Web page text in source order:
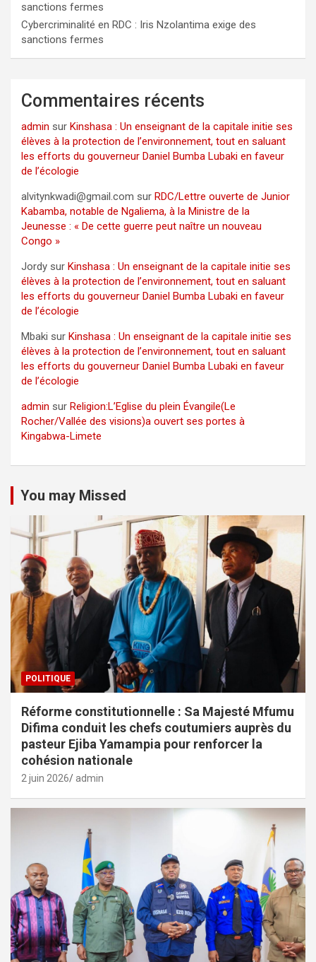
sanctions fermes
Cybercriminalité en RDC : Iris Nzolantima exige des
sanctions fermes
Commentaires récents
admin sur Kinshasa : Un enseignant de la capitale initie ses
élèves à la protection de l’environnement, tout en saluant
les efforts du gouverneur Daniel Bumba Lubaki en faveur
de l’écologie
alvitynkwadi@gmail.com sur RDC/Lettre ouverte de Junior
Kabamba, notable de Ngaliema, à la Ministre de la
Jeunesse : « De cette guerre peut naître un nouveau
Congo »
Jordy sur Kinshasa : Un enseignant de la capitale initie ses
élèves à la protection de l’environnement, tout en saluant
les efforts du gouverneur Daniel Bumba Lubaki en faveur
de l’écologie
Mbaki sur Kinshasa : Un enseignant de la capitale initie ses
élèves à la protection de l’environnement, tout en saluant
les efforts du gouverneur Daniel Bumba Lubaki en faveur
de l’écologie
admin sur Religion:L’Eglise du plein Évangile(Le
Rocher/Vallée des visions)a ouvert ses portes à
Kingabwa-Limete
You may Missed
POLITIQUE
Réforme constitutionnelle : Sa Majesté Mfumu
Difima conduit les chefs coutumiers auprès du
pasteur Ejiba Yamampia pour renforcer la
cohésion nationale
2 juin 2026 admin